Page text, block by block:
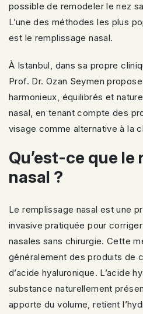
possible de remodeler le nez
L’une des méthodes les plus
est le remplissage nasal.
À Istanbul, dans sa propre
Prof. Dr. Ozan Seymen
harmonieux, équilibrés et
nasal, en tenant compte des
visage comme alternative à la
Qu’est-ce que le
nasal ?
Le remplissage nasal est une
invasive pratiquée pour
nasales sans chirurgie. Cette
généralement des produits de
d’acide hyaluronique. L’acide
substance naturellement
apporte du volume, retient